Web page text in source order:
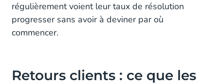
régulièrement voient leur taux de résolution
progresser sans avoir à deviner par où
commencer.
Retours clients : ce que les